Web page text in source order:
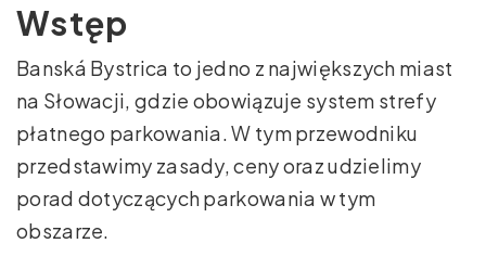
Wstęp
Banská Bystrica to jedno z największych miast
na Słowacji, gdzie obowiązuje system strefy
płatnego parkowania. W tym przewodniku
przedstawimy zasady, ceny oraz udzielimy
porad dotyczących parkowania w tym
obszarze.